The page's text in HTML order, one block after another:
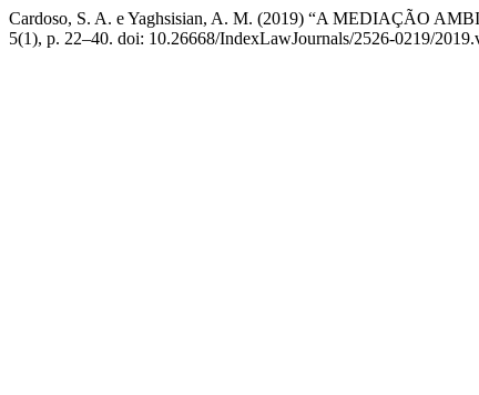
Cardoso, S. A. e Yaghsisian, A. M. (2019) “A MEDIAÇÃO
5(1), p. 22–40. doi: 10.26668/IndexLawJournals/2526-0219/